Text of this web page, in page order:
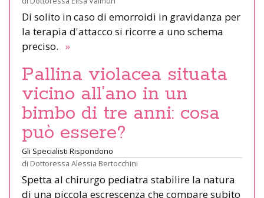
Di solito in caso di emorroidi in gravidanza per
la terapia d'attacco si ricorre a uno schema
preciso. »
Pallina violacea situata
vicino all’ano in un
bimbo di tre anni: cosa
può essere?
Gli Specialisti Rispondono
di Dottoressa Alessia Bertocchini
Spetta al chirurgo pediatra stabilire la natura
di una piccola escrescenza che compare subito